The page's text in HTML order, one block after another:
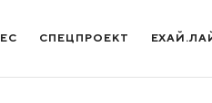
СПЕЦПРОЕКТ